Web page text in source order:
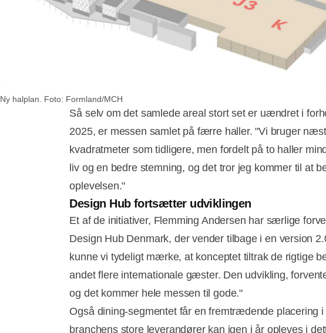
Ny halplan. Foto: Formland/MCH
Så selv om det samlede areal stort set er uændret i
2025, er messen samlet på færre haller. "Vi bruger
kvadratmeter som tidligere, men fordelt på to haller
liv og en bedre stemning, og det tror jeg kommer til at
oplevelsen."
Design Hub fortsætter udviklingen
Et af de initiativer, Flemming Andersen har særlige
Design Hub Denmark, der vender tilbage i en version
kunne vi tydeligt mærke, at konceptet tiltrak de rigtige
andet flere internationale gæster. Den udvikling,
og det kommer hele messen til gode."
Også dining-segmentet får en fremtrædende placering
branchens store leverandører kan igen i år opleves i